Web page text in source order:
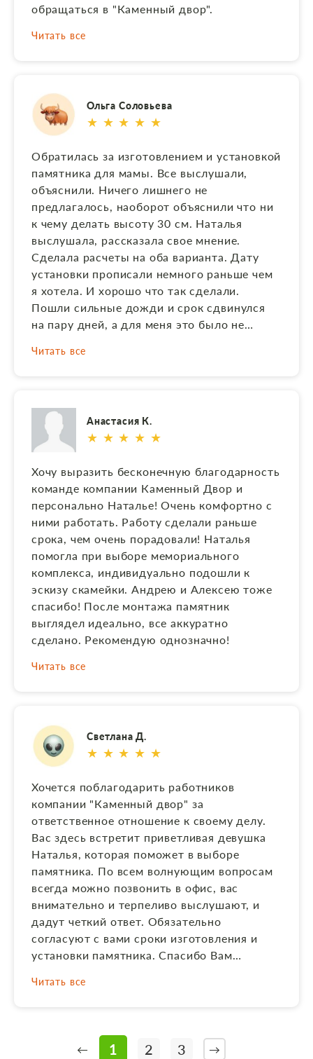
обращаться в "Каменный двор".
Читать все
Ольга Соловьева
★ ★ ★ ★ ★
Обратилась за изготовлением и установкой
памятника для мамы. Все выслушали,
объяснили. Ничего лишнего не
предлагалось, наоборот объяснили что ни
к чему делать высоту 30 см. Наталья
выслушала, рассказала свое мнение.
Сделала расчеты на оба варианта. Дату
установки прописали немного раньше чем
я хотела. И хорошо что так сделали.
Пошли сильные дожди и срок сдвинулся
на пару дней, а для меня это было не
собой ребята все убрали. Была приятно
Читать все
Анастасия К.
★ ★ ★ ★ ★
Хочу выразить бесконечную благодарность
команде компании Каменный Двор и
персонально Наталье! Очень комфортно с
ними работать. Работу сделали раньше
срока, чем очень порадовали! Наталья
помогла при выборе мемориального
комплекса, индивидуально подошли к
эскизу скамейки. Андрею и Алексею тоже
спасибо! После монтажа памятник
выглядел идеально, все аккуратно
сделано. Рекомендую однозначно!
Читать все
Светлана Д.
★ ★ ★ ★ ★
Хочется поблагодарить работников
компании "Каменный двор" за
ответственное отношение к своему делу.
Вас здесь встретит приветливая девушка
Наталья, которая поможет в выборе
памятника. По всем волнующим вопросам
всегда можно позвонить в офис, вас
внимательно и терпеливо выслушают, и
дадут четкий ответ. Обязательно
согласуют с вами сроки изготовления и
установки памятника. Спасибо Вам
Читать все
← 1 2 3 →